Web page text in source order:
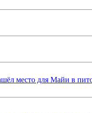
место для Майи в